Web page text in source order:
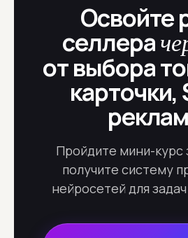
Освойте
селлера
от выбора
карточки,
Пройдите мини-курс
получите систему
нейросетей для